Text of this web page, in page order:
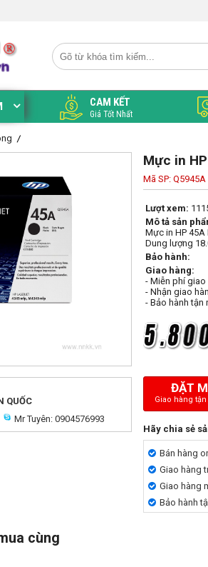
CAM KẾT
Giá Tốt Nhất
QUỐC
Mr Tuyên: 0904576993
Mực in
Mã SP: Q5945A
Lượt xem:
Mô tả sản
Mực in HP
Dung lượng
Bảo hành:
Giao hàng:
- Miễn phí giao
- Nhận giao
- Bảo hành tận
ĐẶT
Giao hàng
Hãy chia sẻ
Bán hàng
Giao hàng
Giao hàng
Bảo hành
cùng